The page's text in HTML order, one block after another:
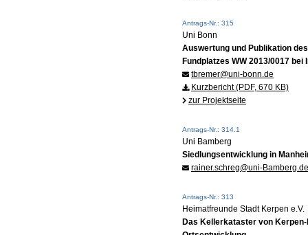
Antrags-Nr.: 315
Uni Bonn
Auswertung und Publikation
Fundplatzes WW 2013/0017 bei
tbremer@uni-bonn.de
Kurzbericht (PDF, 670 KB)
zur Projektseite
Antrags-Nr.: 314.1
Uni Bamberg
Siedlungsentwicklung in
rainer.schreg@uni-Bamberg.de
Antrags-Nr.: 313
Heimatfreunde Stadt Kerpen e.V.
Das Kellerkataster von